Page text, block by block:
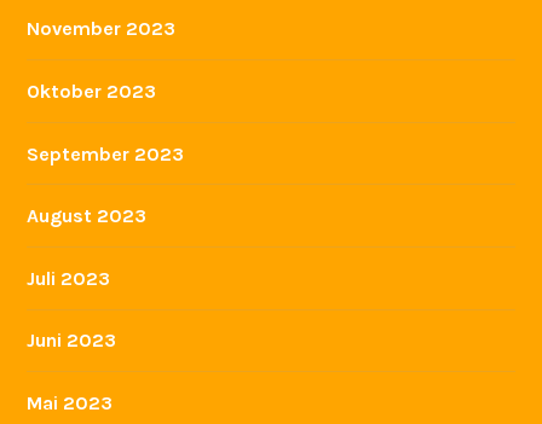
November 2023
Oktober 2023
September 2023
August 2023
Juli 2023
Juni 2023
Mai 2023